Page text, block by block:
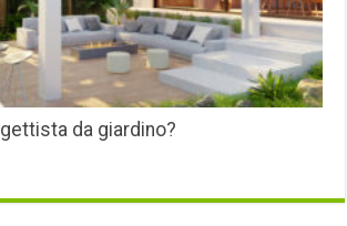
da giardino?